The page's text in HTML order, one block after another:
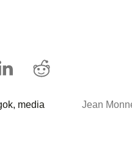
media Jean